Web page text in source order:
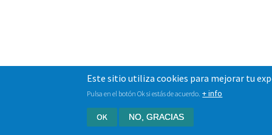
Este sitio utiliza cookies para mejorar tu
Pulsa en el botón Ok si estás de acuerdo. + info
OK NO, GRACIAS